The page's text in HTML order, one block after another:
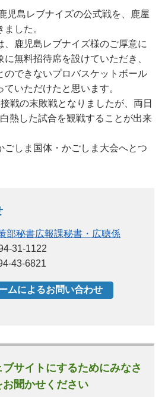
児島レブナイズの公式戦を、鹿屋
した。
、鹿児島レブナイズ様のご厚意に
無料招待席を設けていただき、
のできないプロバスケットボール
いただけたと思います。
戦の末敗戦となりましたが、両日
熱した試合を観戦することが出来
ごしま国体・かごしま大会へとつ
部秘書広報課秘書・広聴係
31-1122
43-6821
サイトにするためにみなさ
お聞かせください